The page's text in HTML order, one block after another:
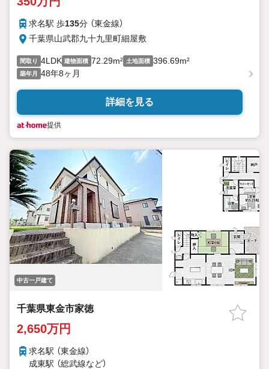
求名駅 歩135分 （東金線）
千葉県山武郡九十九里町細屋敷
間取り 4LDK 建物面積 72.29m² 土地面積 396.69m²
築年月 48年8ヶ月
詳細を見る
提供
中古一戸建て
千葉県東金市家徳
2,650万円
求名駅 （東金線）
成東駅 （総武線など）